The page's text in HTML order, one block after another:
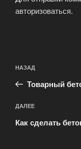
авторизоваться.
по
записям
Предыдущая
запись:
НАЗАД
Товарный
Следующая
запись
ДАЛЕЕ
Как сделать